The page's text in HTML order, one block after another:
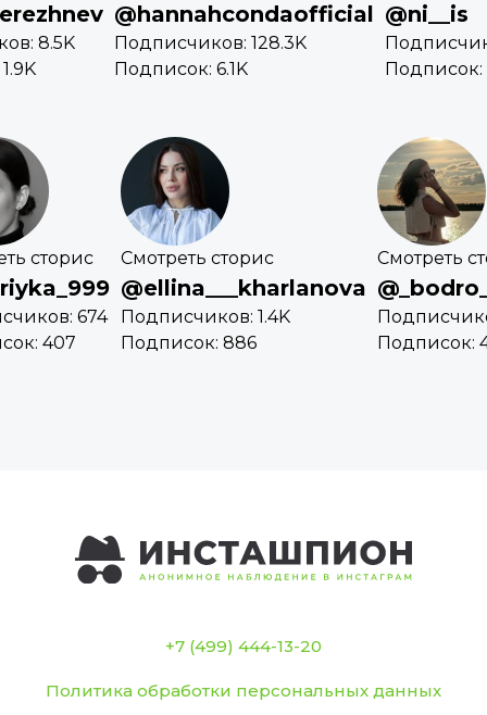
8.5K
@hannahcondaofficial
Подписчиков: 128.3K
Подписок: 6.1K
@ni__is
Подписок:
сторис
674
407
Смотреть сторис
@ellina___kharlanova
Подписчиков: 1.4K
Подписок: 886
Смотреть
Подписок:
+7 (499) 444-13-20
Политика обработки персональных данных